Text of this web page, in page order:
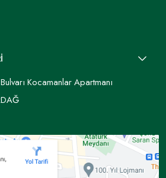
Kocamanlar Apartmanı